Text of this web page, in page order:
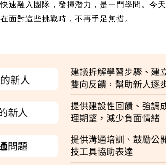
速融入團隊，發揮潛力，是一門學問。今
面對這些挑戰時，不再手足無措。